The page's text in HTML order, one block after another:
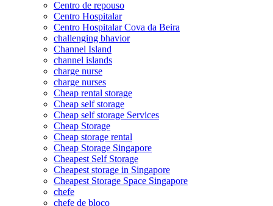
Centro de repouso
Centro Hospitalar
Centro Hospitalar Cova da Beira
challenging bhavior
Channel Island
channel islands
charge nurse
charge nurses
Cheap rental storage
Cheap self storage
Cheap self storage Services
Cheap Storage
Cheap storage rental
Cheap Storage Singapore
Cheapest Self Storage
Cheapest storage in Singapore
Cheapest Storage Space Singapore
chefe
chefe de bloco